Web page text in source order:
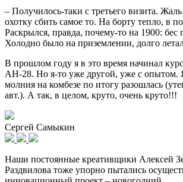
– Получилось-таки с третьего визита.
охотку сбить самое то. На борту тепло, в
Раскрылся, правда, почему-то на 1900: бес
Холодно было на приземлении, долго
В прошлом году я в это время начинал
АН-28. Но я-то уже другой, уже с опытом.
молния на комбезе по итогу разошлась
авт.). А так, в целом, круто, очень круто!!!
Сергей Самыкин
Наши постоянные креативщики Алексей
Раздвилова тоже упорно пытались